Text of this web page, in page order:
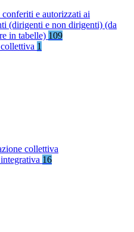
e autorizzati ai
(dirigenti e non dirigenti) (da
in tabelle) 109
1
collettiva
16